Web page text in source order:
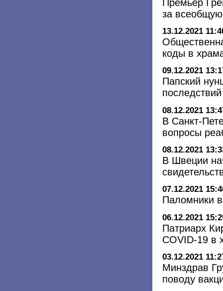
Премьер
за
13.12.2021
коды в
09.12.2021
Папский
08.12.2021
В Санкт-
вопросы
08.12.2021
В Швеции
07.12.2021
Паломники
06.12.2021
Патриарх
COVID-19 в
03.12.2021
Минздрав
поводу